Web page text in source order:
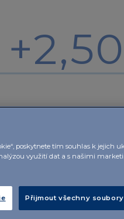
poskytnete tím souhlas k jejich
využití dat a s našimi
Přijmout všechny